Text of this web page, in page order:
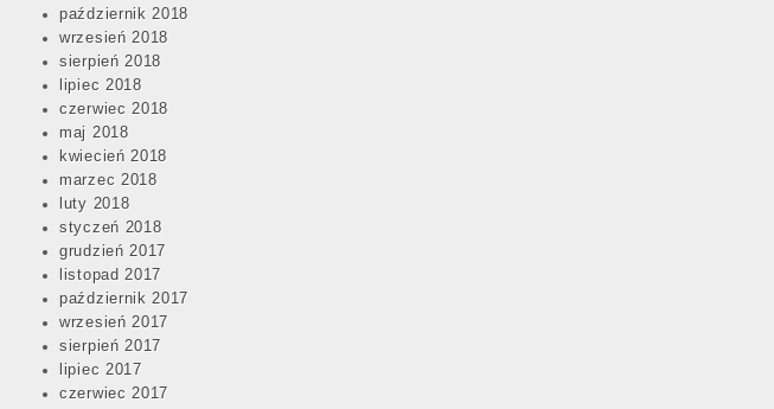
październik 2018
wrzesień 2018
sierpień 2018
lipiec 2018
czerwiec 2018
maj 2018
kwiecień 2018
marzec 2018
luty 2018
styczeń 2018
grudzień 2017
listopad 2017
październik 2017
wrzesień 2017
sierpień 2017
lipiec 2017
czerwiec 2017